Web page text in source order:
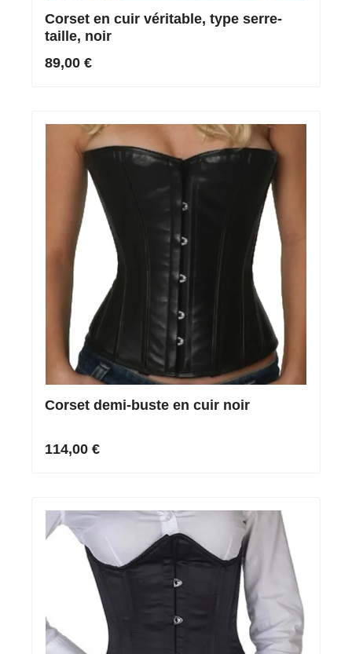
Corset en cuir véritable, type serre-
taille, noir
89,00 €
Corset demi-buste en cuir noir
114,00 €